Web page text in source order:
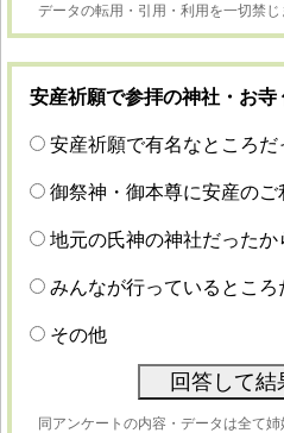
データの転用・引用・利用を一切禁じ
安産祈願で参拝の神社・お寺
安産祈願で有名なところだ
御祭神・御本尊に安産のご
地元の氏神の神社だったか
みんなが行っているところ
その他
同アンケートの内容・データは全て姉